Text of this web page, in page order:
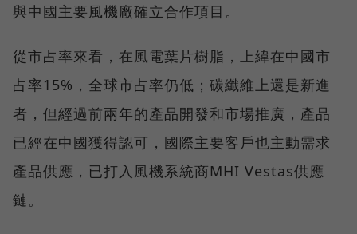
與中國主要風機廠確立合作項目。
從市占率來看，在風電葉片樹脂，上緯在中國市
占率15%，全球市占率仍低；碳纖維上還是新進
者，但經過前兩年的產品開發和市場推廣，產品
已經在中國獲得認可，國際主要客戶也主動需求
產品供應，已打入風機系統商MHI Vestas供應
鏈。